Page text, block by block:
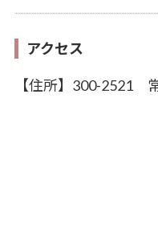
アクセス
【住所】300-2521